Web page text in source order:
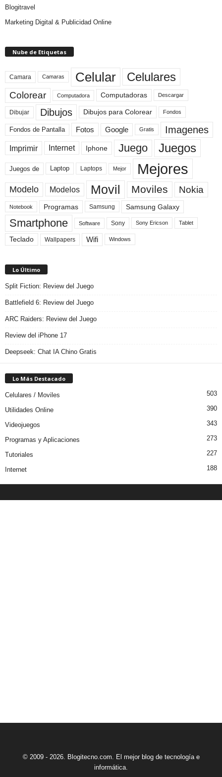
Blogitravel
Marketing Digital & Publicidad Online
Nube de Etiquetas
Camara Camaras Celular Celulares
Colorear Computadora Computadoras Descargar
Dibujar Dibujos Dibujos para Colorear Fondos
Fondos de Pantalla Fotos Google Gratis Imagenes
Imprimir Internet Iphone Juego Juegos
Juegos de Laptop Laptops Mejor Mejores
Modelo Modelos Movil Moviles Nokia
Notebook Programas Samsung Samsung Galaxy
Smartphone Software Sony Sony Ericson Tablet
Teclado Wallpapers Wifi Windows
Lo Último
Split Fiction: Review del Juego
Battlefield 6: Review del Juego
ARC Raiders: Review del Juego
Review del iPhone 17
Deepseek: Chat IA Chino Gratis
Lo Más Destacado
Celulares / Moviles 503
Utilidades Online 390
Videojuegos 343
Programas y Aplicaciones 273
Tutoriales 227
Internet 188
© 2009 - 2026. Blogitecno.com. El mejor blog de tecnología e
informática.